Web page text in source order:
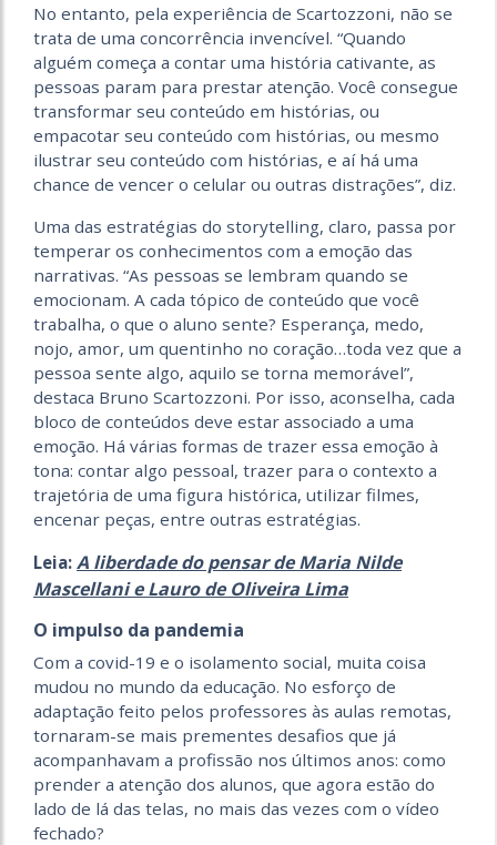
No entanto, pela experiência de Scartozzoni, não se
trata de uma concorrência invencível. “Quando
alguém começa a contar uma história cativante, as
pessoas param para prestar atenção. Você consegue
transformar seu conteúdo em histórias, ou
empacotar seu conteúdo com histórias, ou mesmo
ilustrar seu conteúdo com histórias, e aí há uma
chance de vencer o celular ou outras distrações”, diz.
Uma das estratégias do storytelling, claro, passa por
temperar os conhecimentos com a emoção das
narrativas. “As pessoas se lembram quando se
emocionam. A cada tópico de conteúdo que você
trabalha, o que o aluno sente? Esperança, medo,
nojo, amor, um quentinho no coração…toda vez que a
pessoa sente algo, aquilo se torna memorável”,
destaca Bruno Scartozzoni. Por isso, aconselha, cada
bloco de conteúdos deve estar associado a uma
emoção. Há várias formas de trazer essa emoção à
tona: contar algo pessoal, trazer para o contexto a
trajetória de uma figura histórica, utilizar filmes,
encenar peças, entre outras estratégias.
Leia: A liberdade do pensar de Maria Nilde
Mascellani e Lauro de Oliveira Lima
O impulso da pandemia
Com a covid-19 e o isolamento social, muita coisa
mudou no mundo da educação. No esforço de
adaptação feito pelos professores às aulas remotas,
tornaram-se mais prementes desafios que já
acompanhavam a profissão nos últimos anos: como
prender a atenção dos alunos, que agora estão do
lado de lá das telas, no mais das vezes com o vídeo
fechado?